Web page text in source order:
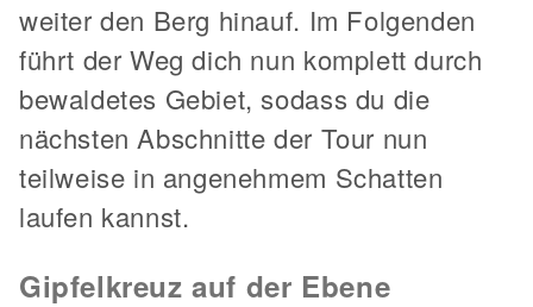
weiter den Berg hinauf. Im Folgenden
führt der Weg dich nun komplett durch
bewaldetes Gebiet, sodass du die
nächsten Abschnitte der Tour nun
teilweise in angenehmem Schatten
laufen kannst.
Gipfelkreuz auf der Ebene